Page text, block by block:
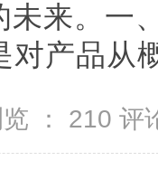
未来。一
对产品从
： 210 评